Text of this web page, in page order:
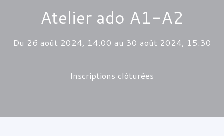
Atelier ado A1-A2
Du 26 août 2024, 14:00 au 30 août 2024, 15:30
Inscriptions clôturées